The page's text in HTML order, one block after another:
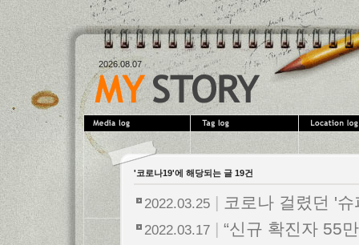
2026.08.07
'코로나19'에 해당되는 글 19건
2022.03.25 | 코로나 걸렸던 '
2022.03.17 | “신규 확진자 55